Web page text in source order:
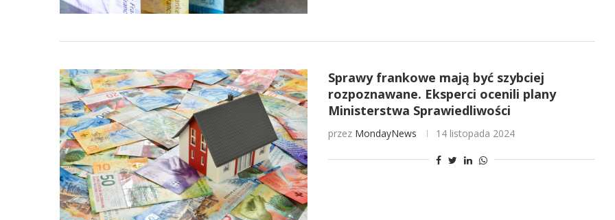
Sprawy frankowe mają być szybciej
rozpoznawane. Eksperci ocenili plany
Ministerstwa Sprawiedliwości
przez MondayNews 14 listopada 2024